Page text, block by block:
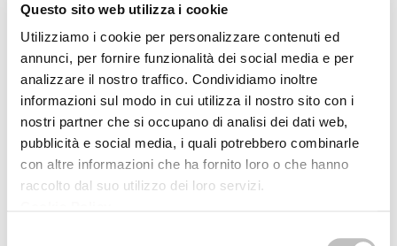
Questo sito web utilizza i cookie
Utilizziamo i cookie per personalizzare contenuti ed
annunci, per fornire funzionalità dei social media e per
analizzare il nostro traffico. Condividiamo inoltre
informazioni sul modo in cui utilizza il nostro sito con i
nostri partner che si occupano di analisi dei dati web,
pubblicità e social media, i quali potrebbero combinarle
con altre informazioni che ha fornito loro o che hanno
raccolto dal suo utilizzo dei loro servizi.
1972;Essai sur la philosophie de la guerre
Paris, Vrin, 1976;J.J.Rousseau et la pensée du
malheur, Paris, Vrin, 1984;L’Ecole de
Malbourg, Paris, Vrin, 1989;La jeunesse de
Feuerbach, Paris, Vrin, 2 voll., 1990.
Dati aggiuntivi